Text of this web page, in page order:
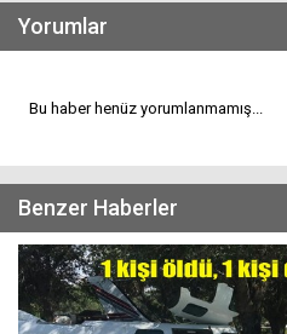
Yorumlar
Bu haber henüz yorumlanmamış...
Benzer Haberler